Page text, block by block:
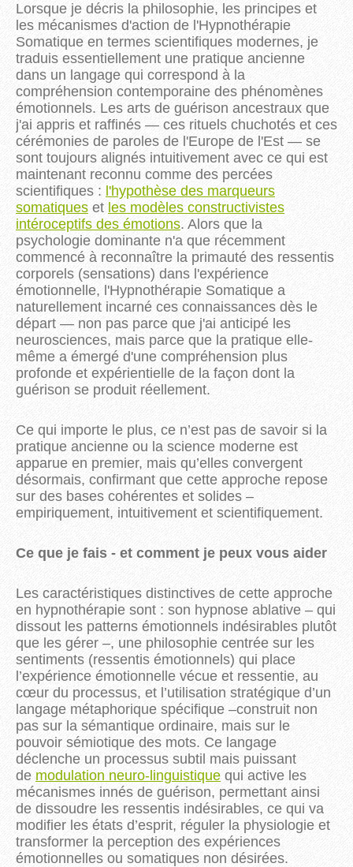
Lorsque je décris la philosophie, les principes et
les mécanismes d'action de l'Hypnothérapie
Somatique en termes scientifiques modernes, je
traduis essentiellement une pratique ancienne
dans un langage qui correspond à la
compréhension contemporaine des phénomènes
émotionnels. Les arts de guérison ancestraux que
j'ai appris et raffinés — ces rituels chuchotés et ces
cérémonies de paroles de l'Europe de l'Est — se
sont toujours alignés intuitivement avec ce qui est
maintenant reconnu comme des percées
scientifiques : l'hypothèse des marqueurs
somatiques et les modèles constructivistes
intéroceptifs des émotions. Alors que la
psychologie dominante n'a que récemment
commencé à reconnaître la primauté des ressentis
corporels (sensations) dans l'expérience
émotionnelle, l'Hypnothérapie Somatique a
naturellement incarné ces connaissances dès le
départ — non pas parce que j'ai anticipé les
neurosciences, mais parce que la pratique elle-
même a émergé d'une compréhension plus
profonde et expérientielle de la façon dont la
guérison se produit réellement.
Ce qui importe le plus, ce n’est pas de savoir si la
pratique ancienne ou la science moderne est
apparue en premier, mais qu’elles convergent
désormais, confirmant que cette approche repose
sur des bases cohérentes et solides –
empiriquement, intuitivement et scientifiquement.
Ce que je fais - et comment je peux vous aider
Les caractéristiques distinctives de cette approche
en hypnothérapie sont : son hypnose ablative – qui
dissout les patterns émotionnels indésirables plutôt
que les gérer –, une philosophie centrée sur les
sentiments (ressentis émotionnels) qui place
l’expérience émotionnelle vécue et ressentie, au
cœur du processus, et l’utilisation stratégique d’un
langage métaphorique spécifique –construit non
pas sur la sémantique ordinaire, mais sur le
pouvoir sémiotique des mots. Ce langage
déclenche un processus subtil mais puissant
de modulation neuro-linguistique qui active les
mécanismes innés de guérison, permettant ainsi
de dissoudre les ressentis indésirables, ce qui va
modifier les états d’esprit, réguler la physiologie et
transformer la perception des expériences
émotionnelles ou somatiques non désirées.